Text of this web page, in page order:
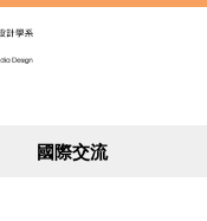
國際交流